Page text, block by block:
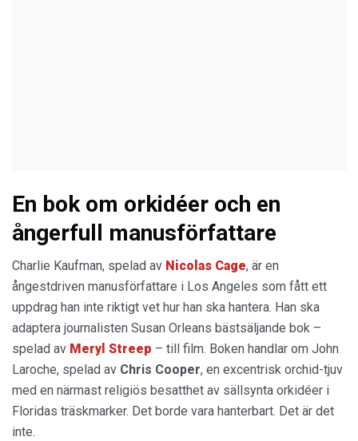
En bok om orkidéer och en
ångerfull manusförfattare
Charlie Kaufman, spelad av Nicolas Cage, är en
ångestdriven manusförfattare i Los Angeles som fått ett
uppdrag han inte riktigt vet hur han ska hantera. Han ska
adaptera journalisten Susan Orleans bästsäljande bok –
spelad av Meryl Streep – till film. Boken handlar om John
Laroche, spelad av Chris Cooper, en excentrisk orchid-tjuv
med en närmast religiös besatthet av sällsynta orkidéer i
Floridas träskmarker. Det borde vara hanterbart. Det är det
inte.